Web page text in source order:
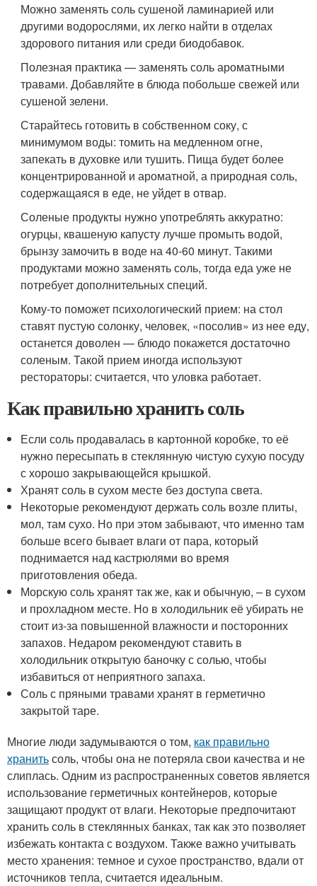
Можно заменять соль сушеной ламинарией или
другими водорослями, их легко найти в отделах
здорового питания или среди биодобавок.
Полезная практика — заменять соль ароматными
травами. Добавляйте в блюда побольше свежей или
сушеной зелени.
Старайтесь готовить в собственном соку, с
минимумом воды: томить на медленном огне,
запекать в духовке или тушить. Пища будет более
концентрированной и ароматной, а природная соль,
содержащаяся в еде, не уйдет в отвар.
Соленые продукты нужно употреблять аккуратно:
огурцы, квашеную капусту лучше промыть водой,
брынзу замочить в воде на 40-60 минут. Такими
продуктами можно заменять соль, тогда еда уже не
потребует дополнительных специй.
Кому-то поможет психологический прием: на стол
ставят пустую солонку, человек, «посолив» из нее еду,
останется доволен — блюдо покажется достаточно
соленым. Такой прием иногда используют
рестораторы: считается, что уловка работает.
Как правильно хранить соль
Если соль продавалась в картонной коробке, то её
нужно пересыпать в стеклянную чистую сухую посуду
с хорошо закрывающейся крышкой.
Хранят соль в сухом месте без доступа света.
Некоторые рекомендуют держать соль возле плиты,
мол, там сухо. Но при этом забывают, что именно там
больше всего бывает влаги от пара, который
поднимается над кастрюлями во время
приготовления обеда.
Морскую соль хранят так же, как и обычную, – в сухом
и прохладном месте. Но в холодильник её убирать не
стоит из-за повышенной влажности и посторонних
запахов. Недаром рекомендуют ставить в
холодильник открытую баночку с солью, чтобы
избавиться от неприятного запаха.
Соль с пряными травами хранят в герметично
закрытой таре.
Многие люди задумываются о том, как правильно
хранитьсоль, чтобы она не потеряла свои качества и не
слиплась. Одним из распространенных советов является
использование герметичных контейнеров, которые
защищают продукт от влаги. Некоторые предпочитают
хранить соль в стеклянных банках, так как это позволяет
избежать контакта с воздухом. Также важно учитывать
место хранения: темное и сухое пространство, вдали от
источников тепла, считается идеальным.